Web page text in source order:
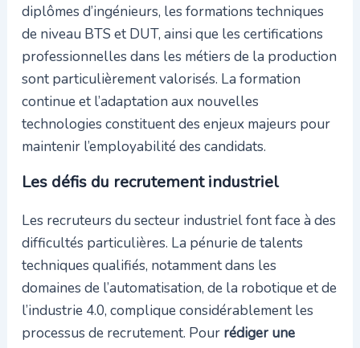
diplômes d’ingénieurs, les formations techniques
de niveau BTS et DUT, ainsi que les certifications
professionnelles dans les métiers de la production
sont particulièrement valorisés. La formation
continue et l’adaptation aux nouvelles
technologies constituent des enjeux majeurs pour
maintenir l’employabilité des candidats.
Les défis du recrutement industriel
Les recruteurs du secteur industriel font face à des
difficultés particulières. La pénurie de talents
techniques qualifiés, notamment dans les
domaines de l’automatisation, de la robotique et de
l’industrie 4.0, complique considérablement les
processus de recrutement. Pour rédiger une